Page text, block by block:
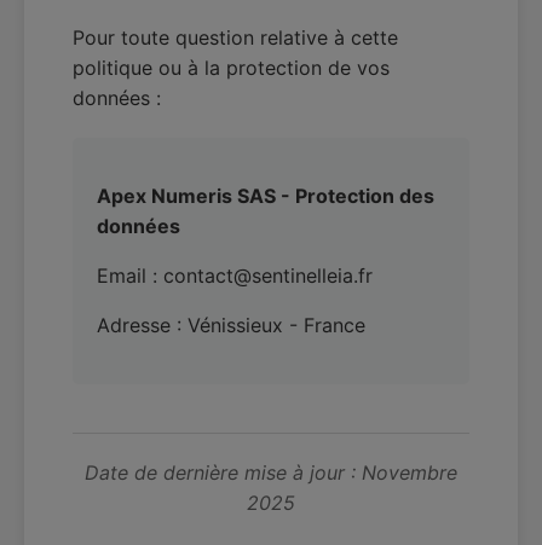
Pour toute question relative à cette
politique ou à la protection de vos
données :
Apex Numeris SAS - Protection des
données
Email : contact@sentinelleia.fr
Adresse : Vénissieux - France
Date de dernière mise à jour : Novembre
2025